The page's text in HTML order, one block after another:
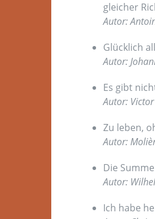
gleicher
Autor:
Glücklich
Autor:
Es gibt
Autor:
Zu leben,
Autor:
Die
Autor:
Ich habe